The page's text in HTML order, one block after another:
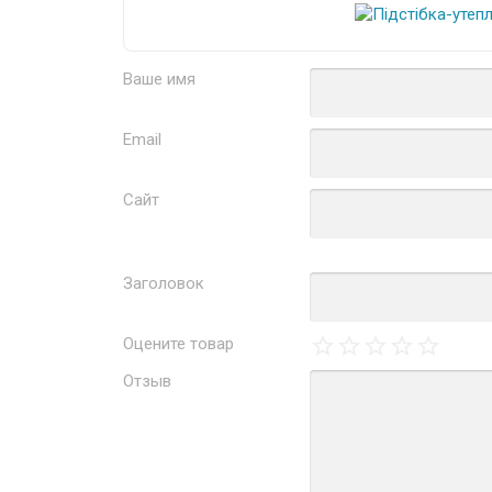
Ваше имя
Email
Сайт
Заголовок
Оцените товар
Отзыв